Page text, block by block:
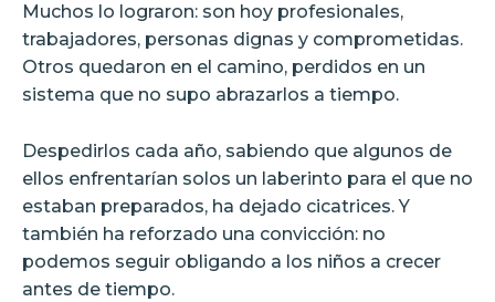
Muchos lo lograron: son hoy profesionales,
trabajadores, personas dignas y comprometidas.
Otros quedaron en el camino, perdidos en un
sistema que no supo abrazarlos a tiempo.
Despedirlos cada año, sabiendo que algunos de
ellos enfrentarían solos un laberinto para el que no
estaban preparados, ha dejado cicatrices. Y
también ha reforzado una convicción: no
podemos seguir obligando a los niños a crecer
antes de tiempo.